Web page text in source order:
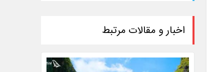
اخبار و مقالات مرتبط